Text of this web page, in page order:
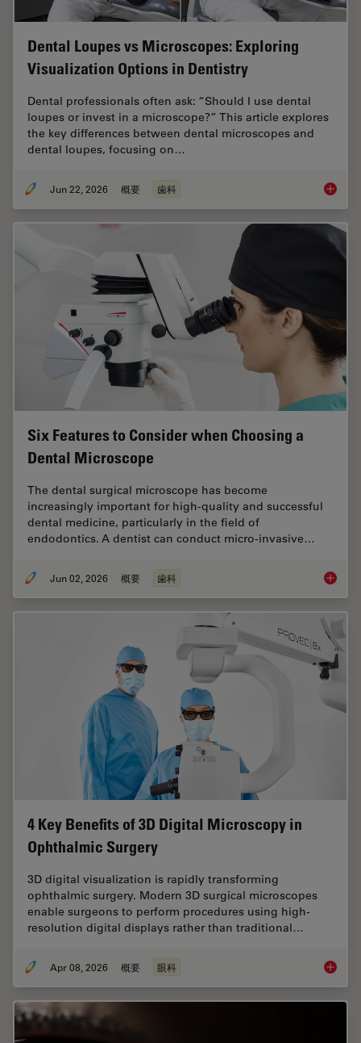
Dental Loupes vs Microscopes: Exploring
Visualization Options in Dentistry
Dental professionals often ask: “Should I use dental
loupes or invest in a microscope?” This article explores
the key differences between dental microscopes and
dental loupes, focusing on…
Jun 22, 2026 概要 歯科 Dental
Six Features to Consider when Choosing a
Dental Microscope
The dental surgical microscope has become
increasingly important for high-quality and successful
dental medicine, particularly in the field of
endodontics. A dentist can conduct micro-invasive…
Jun 02, 2026 概要 歯科 Six
4 Key Benefits of 3D Digital Microscopy in
Ophthalmic Surgery
3D digital visualization is rapidly transforming
ophthalmic surgery. Modern 3D surgical microscopes
enable surgeons to perform procedures using high-
resolution digital displays rather than traditional…
Apr 08, 2026 概要 眼科 4 Key